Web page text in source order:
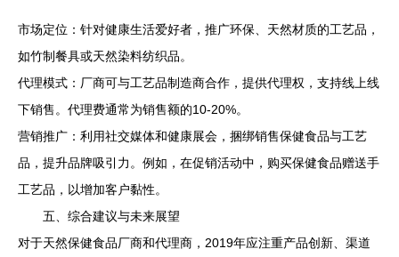
市场定位：针对健康生活爱好者，推广环保、天然材质的工艺品，
如竹制餐具或天然染料纺织品。
代理模式：厂商可与工艺品制造商合作，提供代理权，支持线上线
下销售。代理费通常为销售额的10-20%。
营销推广：利用社交媒体和健康展会，捆绑销售保健食品与工艺
品，提升品牌吸引力。例如，在促销活动中，购买保健食品赠送手
工艺品，以增加客户黏性。
五、综合建议与未来展望
对于天然保健食品厂商和代理商，2019年应注重产品创新、渠道